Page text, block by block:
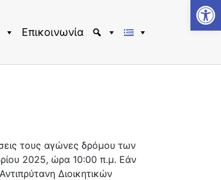
Επικοινωνία
τους αγώνες δρόμου των
2025, ώρα 10:00 π.μ. Εάν
Διοικητικών